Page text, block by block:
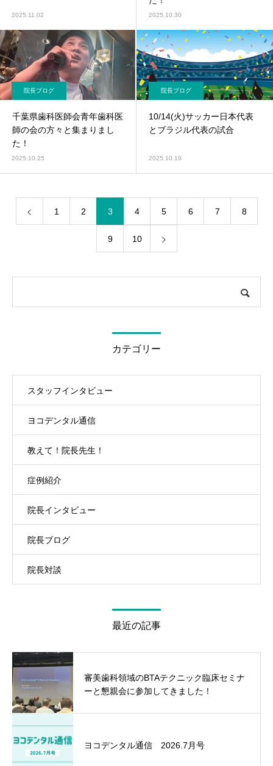
2025.11.02 2025.10.30
院長ブログ
千葉県歯科医師会青年歯科医
師の会の方々と集まりまし
た！
2025.10.25
院長ブログ
10/14(火)サッカー日本代表
とブラジル代表の試合
2025.10.19
1 2 3 4 5 6 7 8
9 10
カテゴリー
スタッフインタビュー
ヨコデンタル通信
教えて！院長先生！
症例紹介
院長インタビュー
院長ブログ
院長対談
最近の記事
審美歯科領域のBTAテクニック臨床セミナ
ーと懇親会に参加してきました！
ヨコデンタル通信 2026.7月号